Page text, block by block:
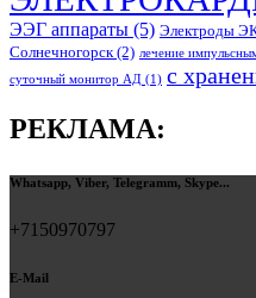
ЭЭГ аппараты (5) Электроды
Солнечногорск(2) лечение
суточный монитор АД (1) с
РЕКЛАМА:
Whatsapp, Viber, Telegramm, Skype...
+7150970797
E-Mail